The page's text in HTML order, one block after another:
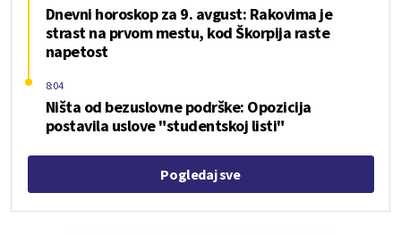
Dnevni horoskop za 9. avgust: Rakovima je
strast na prvom mestu, kod Škorpija raste
napetost
Ništa od bezuslovne podrške: Opozicija
postavila uslove "studentskoj listi"
8:04
Pogledaj sve